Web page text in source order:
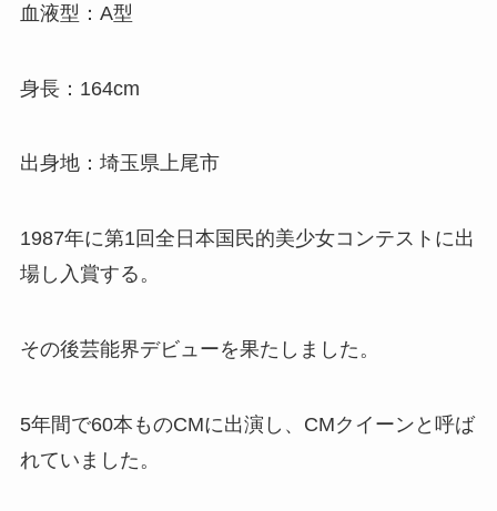
血液型：A型
身長：164cm
出身地：埼玉県上尾市
1987年に第1回全日本国民的美少女コンテストに出
場し入賞する。
その後芸能界デビューを果たしました。
5年間で60本ものCMに出演し、CMクイーンと呼ば
れていました。